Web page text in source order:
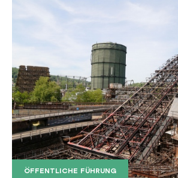
ÖFFENTLICHE FÜHRUNG